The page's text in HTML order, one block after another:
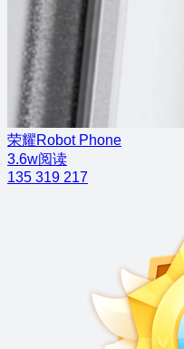
荣耀Robot Phone
3.6w阅读
135 319 217